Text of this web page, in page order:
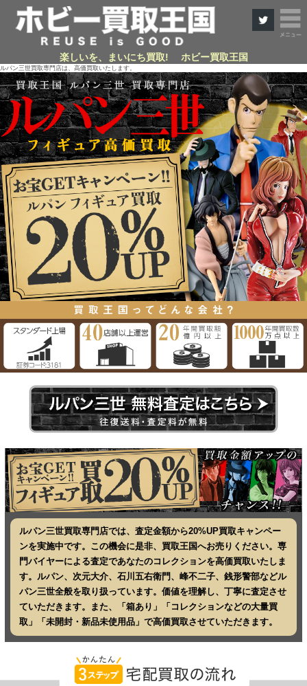
楽しいを、まいにち買取! ホビー買取王国
ルパン三世買取専門店は、高価買取いたします。
ルパン三世買取専門店では、査定金額から20%UP買取キャンペー
ンを実施中です。この機会に是非、買取王国へお売りください。専
門バイヤーによる査定であなたのコレクションを高価買取いたしま
す。ルパン、次元大介、石川五右衛門、峰不二子、銭形警部などル
パン三世全般を取り扱っています。価値を理解し、丁寧に査定させ
ていただきます。また、「箱あり」「コレクションなどの大量買
取」「未開封・新品未使用品」で高価買取させていただきます。